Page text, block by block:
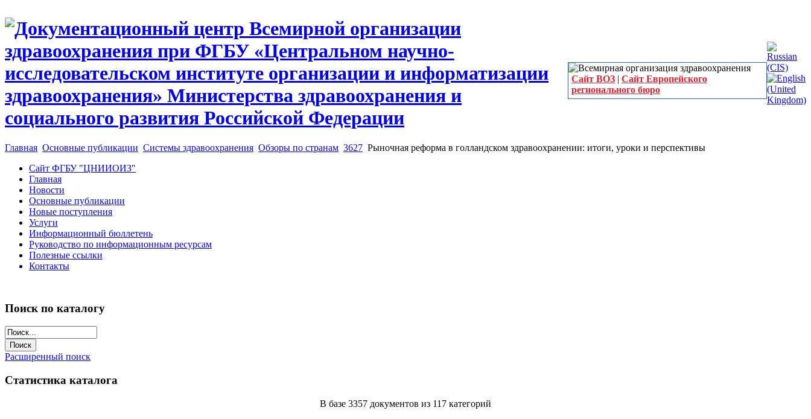
Сайт ВОЗ | Сайт Европейского
регионального бюро
Главная Основные публикации Системы здравоохранения Обзоры по странам 3627 Рыночная реформа в голландском здравоохранении: итоги, уроки и перспективы
Сайт ФГБУ "ЦНИИОИЗ"
Главная
Новости
Основные публикации
Новые поступления
Услуги
Информационный бюллетень
Руководство по информационным ресурсам
Полезные ссылки
Контакты
Поиск по каталогу
Расширенный поиск
Статистика каталога
В базе 3357 документов из 117 категорий